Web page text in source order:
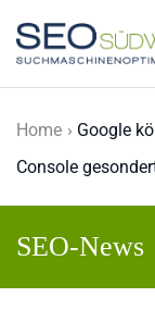
Skip to
Home
Google
Console
SEO-News